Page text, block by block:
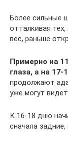
Более сильные
отталкивая
вес, раньше
Примерно на
глаза, а на
продолжают
уже могут
К 16-18 дню
сначала